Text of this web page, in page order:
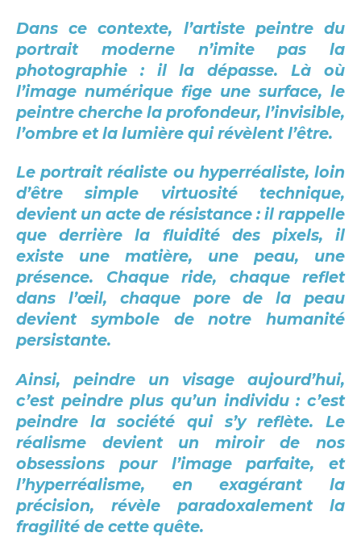
Dans ce contexte, l’artiste peintre du
portrait moderne n’imite pas la
photographie : il la dépasse. Là où
l’image numérique fige une surface, le
peintre cherche la profondeur, l’invisible,
l’ombre et la lumière qui révèlent l’être.
Le portrait réaliste ou hyperréaliste, loin
d’être simple virtuosité technique,
devient un acte de résistance : il rappelle
que derrière la fluidité des pixels, il
existe une matière, une peau, une
présence. Chaque ride, chaque reflet
dans l’œil, chaque pore de la peau
devient symbole de notre humanité
persistante.
Ainsi, peindre un visage aujourd’hui,
c’est peindre plus qu’un individu : c’est
peindre la société qui s’y reflète. Le
réalisme devient un miroir de nos
obsessions pour l’image parfaite, et
l’hyperréalisme, en exagérant la
précision, révèle paradoxalement la
fragilité de cette quête.